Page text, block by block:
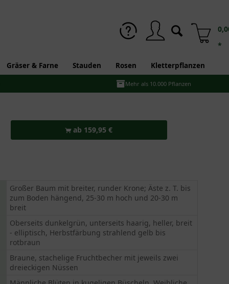
*
Gräser & Farne Stauden Rosen Kletterpflanzen
Mehr als 10.000 Pflanzen
ab 159,95 €
Großer Baum mit breiter, runder Krone; Äste z. T. bis
zum Boden hängend, 25-30 m hoch und 20-30 m
breit
Oberseits dunkelgrün, unterseits haarig, heller, breit
- elliptisch, Herbstfärbung strahlend gelb bis
rotbraun
Braune, stachelige Fruchtbecher mit jeweils zwei
dreieckigen Nüssen